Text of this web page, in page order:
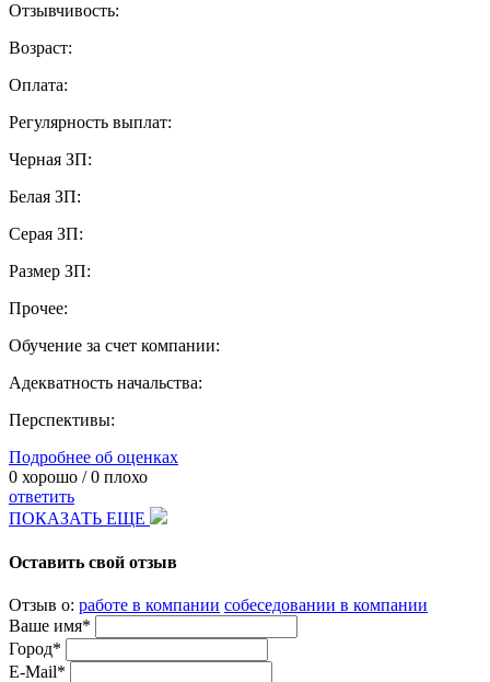
Отзывчивость:
Возраст:
Оплата:
Регулярность выплат:
Черная ЗП:
Белая ЗП:
Серая ЗП:
Размер ЗП:
Прочее:
Обучение за счет компании:
Адекватность начальства:
Перспективы:
Подробнее об оценках
0 хорошо /0 плохо
ответить
ПОКАЗАТЬ ЕЩЕ
Оставить свой отзыв
Отзыв о: работе в компании собеседовании в компании
Ваше имя*
Город*
E-Mail*